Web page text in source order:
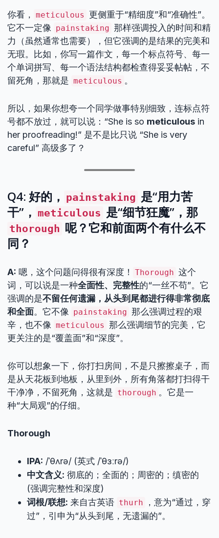
你看， meticulous
更侧重于“精细度”和“准确性”。
它不一定像
painstaking 那样强调投入的时间和精
力（虽然通常也需要），但它强调的是结果的完美和
无瑕。比如，你写一篇作文，每一个标点符号、每一
个单词拼写、每一个语法结构都检查得妥妥帖帖，不
留死角，那就是 meticulous 。
所以，如果你想夸一个同学做事特别细致，连标点符
号都不放过，就可以说：“She is so meticulous in
her proofreading!” 是不是比只说 “She is very
careful” 高级多了？
Q4: 好的， painstaking 是“用力苦
干”， meticulous 是“细节狂魔”，那
thorough 呢？它和前面两个有什么不
同？
A: 嗯，这个问题问得很有深度！ Thorough 这个
词，可以说是一种全面性、完整性的“一丝不苟”。它
强调的是不留任何遗漏，从头到尾都进行得非常彻底
和全面。它不像 painstaking 那么强调过程的艰
辛，也不像 meticulous 那么强调细节的完美，它
更关注的是“覆盖面”和“深度”。
你可以想象一下，你打扫房间，不是只擦擦桌子，而
是从天花板到地板，从里到外，所有角落都打扫得干
干净净，不留死角，这就是 thorough 。它是一
种“大局观”的仔细。
Thorough
IPA: /ˈθʌrə/ (英式 /ˈθɜːrə/)
中文含义: 彻底的；全面的；周密的；缜密的
(强调完整性和深度)
词根/联想: 来自古英语 thurh
，意为“通过，穿
过”，引申为“从头到尾，无遗漏的”。